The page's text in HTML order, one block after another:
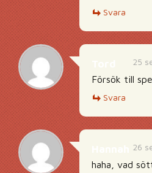
Svara
25
Försök till
Svara
26
haha, vad